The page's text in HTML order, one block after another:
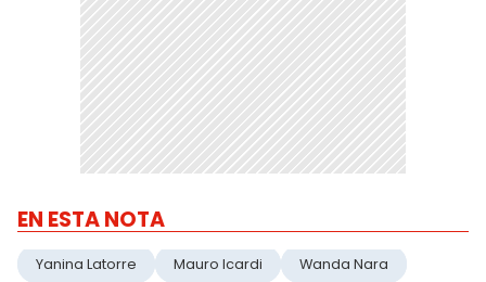
EN ESTA NOTA
Yanina Latorre Mauro Icardi Wanda Nara